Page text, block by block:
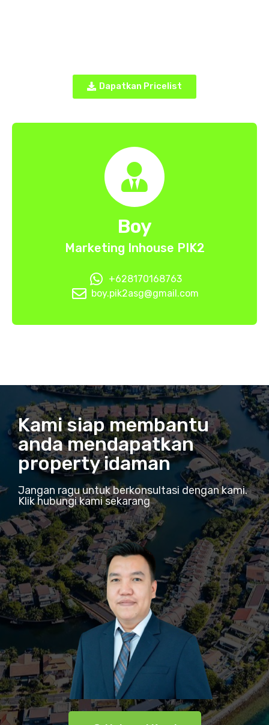
Dapatkan Pricelist
Boy
Marketing Inhouse PIK2
+628170168763
boy.pik2asg@gmail.com
Kami siap membantu
anda mendapatkan
property idaman
Jangan ragu untuk berkonsultasi dengan kami.
Klik hubungi kami sekarang